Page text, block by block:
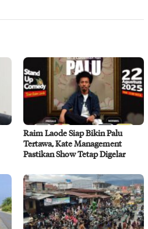
Raim Laode Siap Bikin Palu
Tertawa, Kate Management
Pastikan Show Tetap Digelar